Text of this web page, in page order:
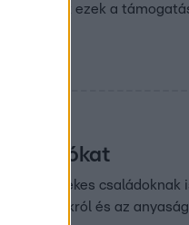
ezek a
egygyerekes családoknak
pótlékról és az